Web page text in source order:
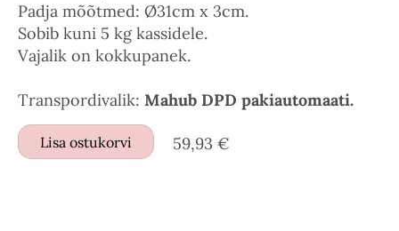
Padja mõõtmed: Ø31cm x 3cm.
Sobib kuni 5 kg kassidele.
Vajalik on kokkupanek.
Transpordivalik: Mahub DPD pakiautomaati.
Lisa ostukorvi 59,93 €